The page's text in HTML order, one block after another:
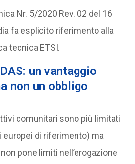
Nr. 5/2020 Rev. 02 del 16
fa esplicito riferimento alla
tecnica ETSI.
un vantaggio
non un obbligo
comunitari sono più limitati
europei di riferimento) ma
pone limiti nell’erogazione